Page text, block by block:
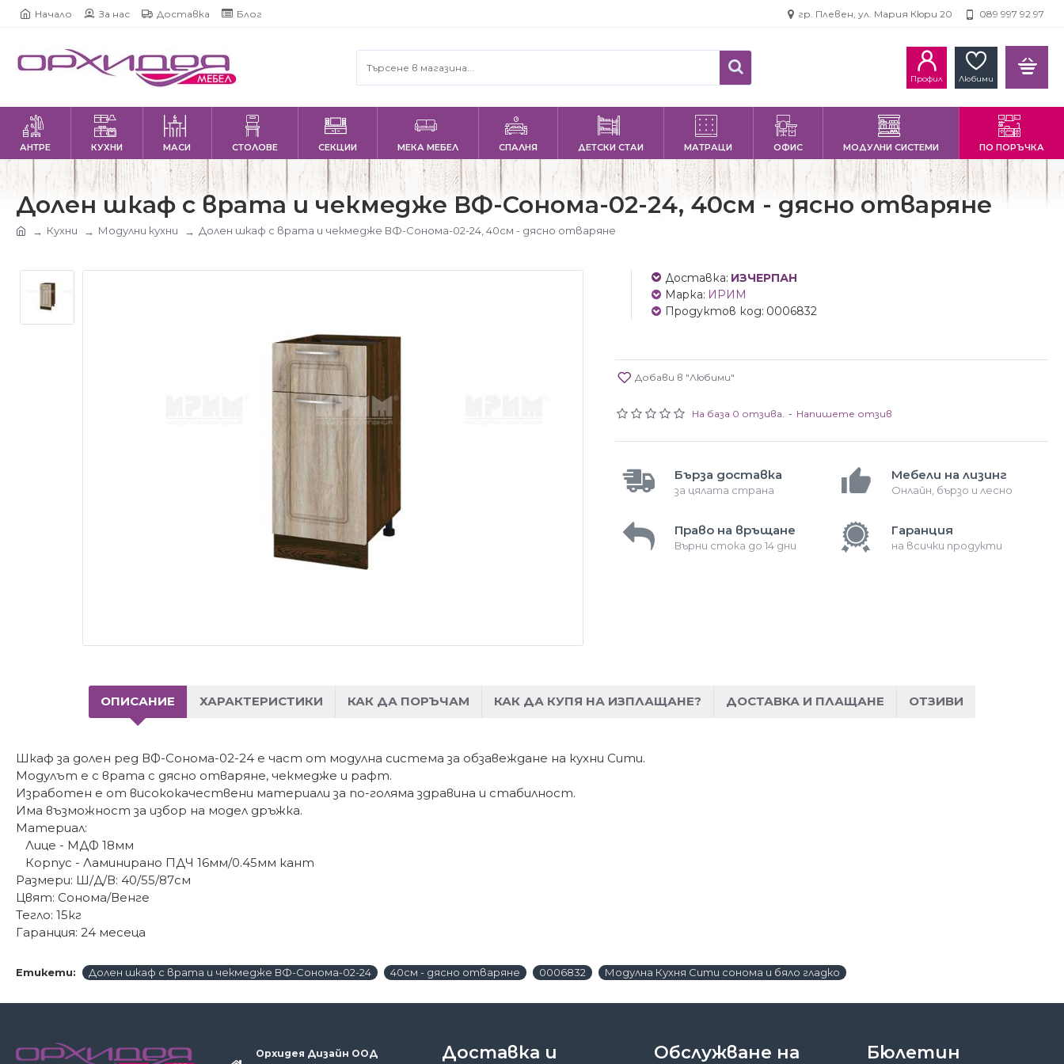
Начало За нас Доставка Блог гр. Плевен, ул. Мария Кюри 20 089 997 92 97
Профил Любими
АНТРЕ КУХНИ МАСИ СТОЛОВЕ СЕКЦИИ МЕКА МЕБЕЛ СПАЛНЯ ДЕТСКИ СТАИ МАТРАЦИ ОФИС МОДУЛНИ СИСТЕМИ ПО ПОРЪЧКА
Кухни Модулни кухни Долен шкаф с врата и чекмедже ВФ-Сонома-02-24, 40см - дясно отваряне
Долен шкаф с врата и чекмедже ВФ-Сонома-02-24, 40см - дясно отваряне
На база 0 отзива. - Напишете отзив
Доставка: ИЗЧЕРПАН
Марка: ИРИМ
Продуктов код: 0006832
Добави в "Любими"
Бърза доставка
за цялата страна
Мебели на лизинг
Онлайн, бързо и лесно
Право на връщане
Върни стока до 14 дни
Гаранция
на всички продукти
ОПИСАНИЕ ХАРАКТЕРИСТИКИ КАК ДА ПОРЪЧАМ КАК ДА КУПЯ НА ИЗПЛАЩАНЕ? ДОСТАВКА И ПЛАЩАНЕ ОТЗИВИ
Шкаф за долен ред ВФ-Сонома-02-24 е част от модулна система за обзавеждане на кухни Сити.
Модулът е с врата с дясно отваряне, чекмедже и рафт.
Изработен е от висококачествени материали за по-голяма здравина и стабилност.
Има възможност за избор на модел дръжка.
Материал:
Лице - МДФ 18мм
Корпус - Ламинирано ПДЧ 16мм/0.45мм кант
Размери: Ш/Д/В: 40/55/87см
Цвят: Сонома/Венге
Тегло: 15кг
Гаранция: 24 месеца
Етикети: Долен шкаф с врата и чекмедже ВФ-Сонома-02-24 40см - дясно отваряне 0006832 Модулна Кухня Сити сонома и бяло гладко
Орхидея Дизайн ООД
Доставка и
Обслужване на
Бюлетин